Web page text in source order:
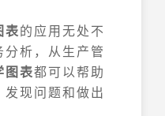
表的应用无处不
析，从生产管
图表都可以帮助
现问题和做出